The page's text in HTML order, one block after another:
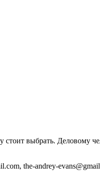
выбрать. Деловому
the-andrey-